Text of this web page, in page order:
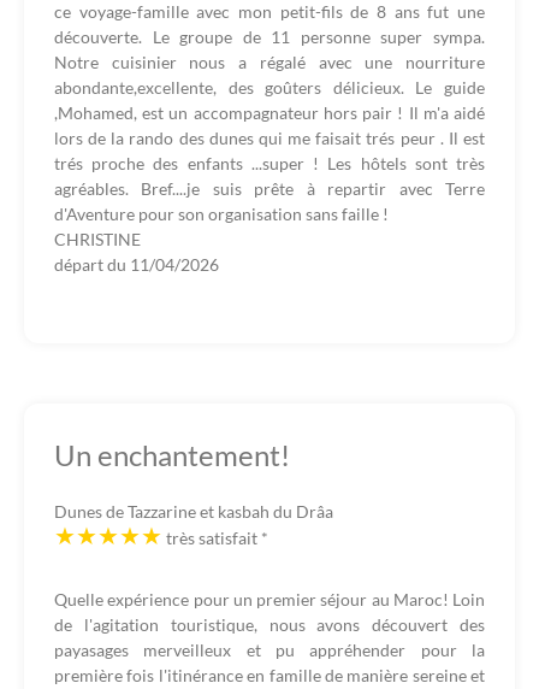
ce voyage-famille avec mon petit-fils de 8 ans fut une
découverte. Le groupe de 11 personne super sympa.
Notre cuisinier nous a régalé avec une nourriture
abondante,excellente, des goûters délicieux. Le guide
,Mohamed, est un accompagnateur hors pair ! Il m'a aidé
lors de la rando des dunes qui me faisait trés peur . Il est
trés proche des enfants ...super ! Les hôtels sont très
agréables. Bref....je suis prête à repartir avec Terre
d'Aventure pour son organisation sans faille !
CHRISTINE
départ du 11/04/2026
Un enchantement!
Dunes de Tazzarine et kasbah du Drâa
très satisfait *
Quelle expérience pour un premier séjour au Maroc! Loin
de l'agitation touristique, nous avons découvert des
payasages merveilleux et pu appréhender pour la
première fois l'itinérance en famille de manière sereine et